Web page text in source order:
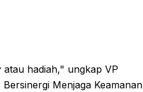
hadiah," ungkap VP
Menjaga Keamanan